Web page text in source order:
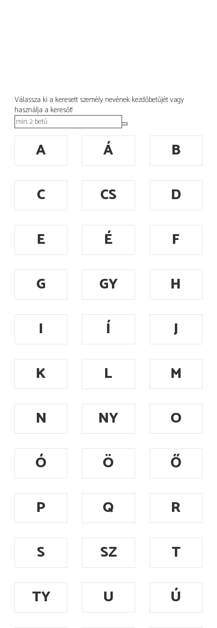
Válassza ki a keresett személy nevének kezdőbetűjét vagy
használja a keresőt!
A Á
B
C
CS
D
E
É
F
G
GY
H
I
Í
J
K
L
M
N
NY
O
Ó
Ö
Ő
P
Q
R
S
SZ
T
TY
U
Ú